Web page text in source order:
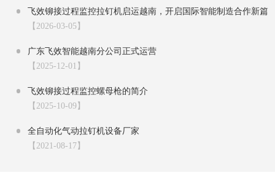
飞效铆接过程监控拉钉机启运越南，开启国际智能制造合作新篇
章
【2026-03-05】
广东飞效智能越南分公司正式运营
【2025-12-01】
飞效铆接过程监控螺母枪的简介
【2025-10-09】
全自动化气动拉钉机设备厂家
【2021-08-17】